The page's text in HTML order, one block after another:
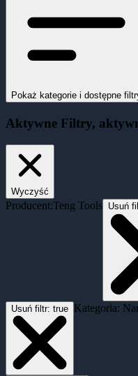
Pokaż kategorie i dostępne
Aktywne Filtry,
Wyczyść
Producent:Teng Tools Usuń
Usuń filtr: true Kategoria: